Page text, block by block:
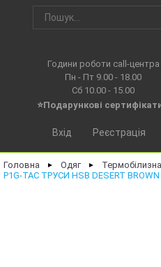
Години роботи call-центра
Пн - Пт 9.00 - 18.00
Сб 10.00 - 15.00
⭐Подарункові
Вхід Реєстрація
Головна ► Одяг ► Термобілизна
P1G-TAC ТРУСИ HSB DESERT